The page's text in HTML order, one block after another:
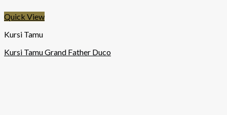
Quick View
Kursi Tamu
Kursi Tamu Grand Father Duco